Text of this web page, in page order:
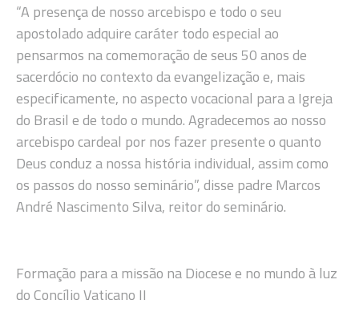
“A presença de nosso arcebispo e todo o seu
apostolado adquire caráter todo especial ao
pensarmos na comemoração de seus 50 anos de
sacerdócio no contexto da evangelização e, mais
especificamente, no aspecto vocacional para a Igreja
do Brasil e de todo o mundo. Agradecemos ao nosso
arcebispo cardeal por nos fazer presente o quanto
Deus conduz a nossa história individual, assim como
os passos do nosso seminário”, disse padre Marcos
André Nascimento Silva, reitor do seminário.
Formação para a missão na Diocese e no mundo à luz
do Concílio Vaticano II